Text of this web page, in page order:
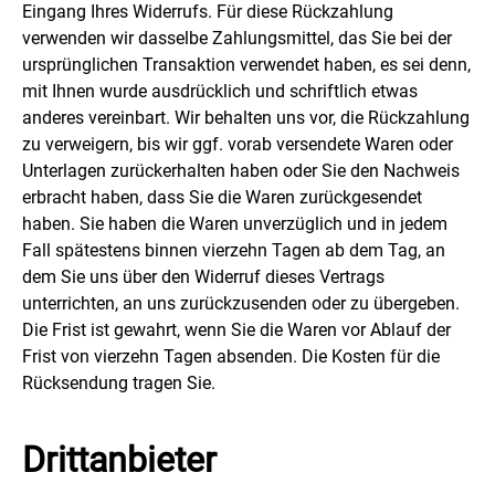
Eingang Ihres Widerrufs. Für diese Rückzahlung
verwenden wir dasselbe Zahlungsmittel, das Sie bei der
ursprünglichen Transaktion verwendet haben, es sei denn,
mit Ihnen wurde ausdrücklich und schriftlich etwas
anderes vereinbart. Wir behalten uns vor, die Rückzahlung
zu verweigern, bis wir ggf. vorab versendete Waren oder
Unterlagen zurückerhalten haben oder Sie den Nachweis
erbracht haben, dass Sie die Waren zurückgesendet
haben. Sie haben die Waren unverzüglich und in jedem
Fall spätestens binnen vierzehn Tagen ab dem Tag, an
dem Sie uns über den Widerruf dieses Vertrags
unterrichten, an uns zurückzusenden oder zu übergeben.
Die Frist ist gewahrt, wenn Sie die Waren vor Ablauf der
Frist von vierzehn Tagen absenden. Die Kosten für die
Rücksendung tragen Sie.
Drittanbieter